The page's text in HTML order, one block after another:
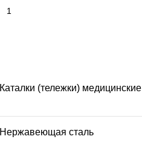
Каталки (тележки) медицинские
Нержавеющая сталь